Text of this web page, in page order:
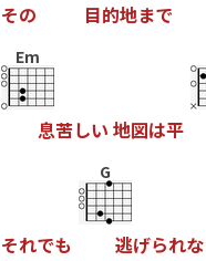
その 目的地まで
Em
息苦しい 地図は平
それでも
G
逃げられな